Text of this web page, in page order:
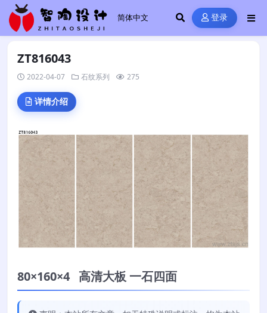
登录
ZT816043
2022-04-07 石纹系列 275
详情介绍
80×160×4 高清大板 一石四面